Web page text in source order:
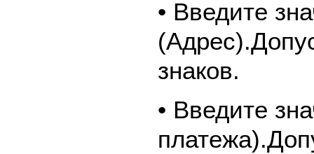
• Введите
знаков.
• Введите